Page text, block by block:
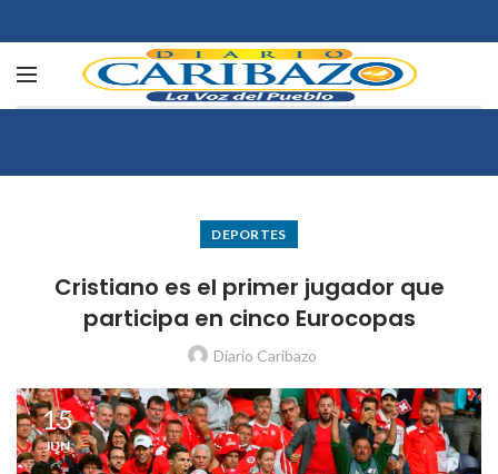
DEPORTES
Cristiano es el primer jugador que
participa en cinco Eurocopas
Diario Caribazo
15
JUN